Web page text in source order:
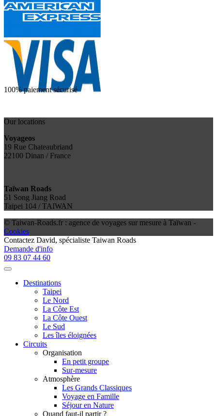
100% paiement sécurisé
Our locations
Voyageos
19 Rue Chateaubriand
22100 Dinan / France
Taïwan Roads
51 Song Jiang Road
Taipei 104 / TAIWAN
© Taiwan-Roads.fr : agence de voyages sur mesure à Taïwan -
Cookies
Contactez David, spécialiste Taiwan Roads
Demande d'info
09 83 07 44 60
Destinations
Taipei
Le Nord
La Côte Est
La Côte Ouest
Le Sud
Les îles éloignées
Circuits
Organisation
En petit groupe
Sur-mesure
Atmosphère
Les Grands Classiques
Voyage en Famille
Séjour en Nature
Quand faut-il partir ?